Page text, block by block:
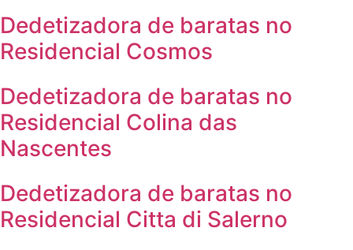
Dedetizadora de baratas no
Residencial Cosmos
Dedetizadora de baratas no
Residencial Colina das
Nascentes
Dedetizadora de baratas no
Residencial Citta di Salerno